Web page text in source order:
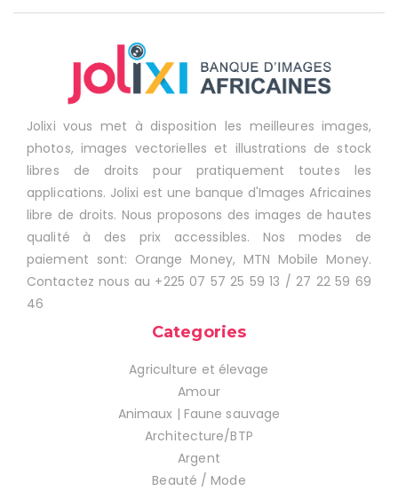
Jolixi vous met à disposition les meilleures images,
photos, images vectorielles et illustrations de stock
libres de droits pour pratiquement toutes les
applications. Jolixi est une banque d'Images Africaines
libre de droits. Nous proposons des images de hautes
qualité à des prix accessibles. Nos modes de
paiement sont: Orange Money, MTN Mobile Money.
Contactez nous au +225 07 57 25 59 13 / 27 22 59 69
46
Categories
Agriculture et élevage
Amour
Animaux | Faune sauvage
Architecture/BTP
Argent
Beauté / Mode